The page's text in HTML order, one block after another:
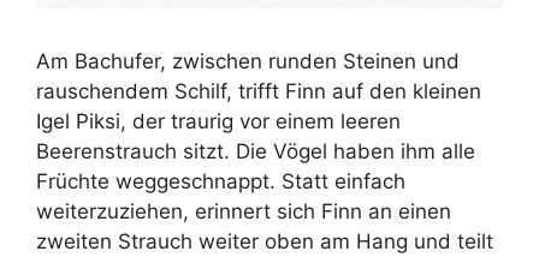
Am Bachufer, zwischen runden Steinen und
rauschendem Schilf, trifft Finn auf den kleinen
Igel Piksi, der traurig vor einem leeren
Beerenstrauch sitzt. Die Vögel haben ihm alle
Früchte weggeschnappt. Statt einfach
weiterzuziehen, erinnert sich Finn an einen
zweiten Strauch weiter oben am Hang und teilt